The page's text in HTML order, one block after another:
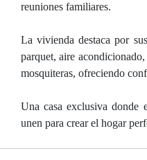
reuniones familiares.
La vivienda destaca por
parquet, aire
mosquiteras, ofreciendo
Una casa exclusiva donde
unen para crear el hogar